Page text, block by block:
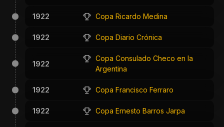
1922 Copa Ricardo Medina
1922 Copa Diario Crónica
1922
Copa Consulado Checo en la
Argentina
1922 Copa Francisco Ferraro
1922 Copa Ernesto Barros Jarpa